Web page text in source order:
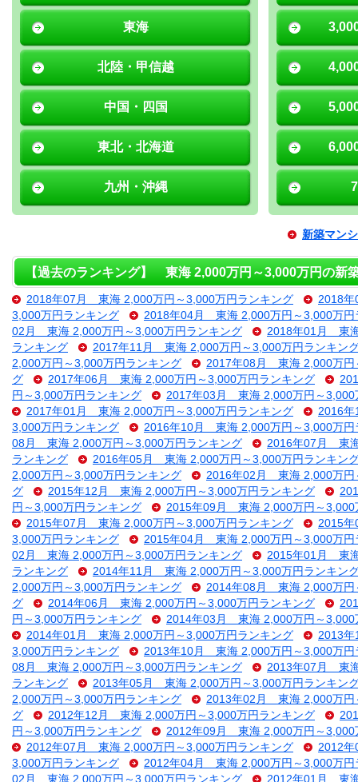
東海
北陸・甲信越
中国・四国
東北・北海道
九州・沖縄
新築マン
【過去のランキング】 東海 2,000万円～3,000万円の新
2018年07月 東海 2,000万円～3,000万円ランキング
2018
3,000万円ランキング
2018年04月 東海 2,000万円～3,000万円
02月 東海 2,000万円～3,000万円ランキング
2018年01月 東
ランキング
2017年11月 東海 2,000万円～3,000万円ランキン
2,000万円～3,000万円ランキング
2017年08月 東海 2,000万円
グ
2017年06月 東海 2,000万円～3,000万円ランキング
円～3,000万円ランキング
2017年03月 東海 2,000万円～3,000
2017年01月 東海 2,000万円～3,000万円ランキング
2016
3,000万円ランキング
2016年10月 東海 2,000万円～3,000万円
08月 東海 2,000万円～3,000万円ランキング
2016年07月 東
ランキング
2016年05月 東海 2,000万円～3,000万円ランキン
2,000万円～3,000万円ランキング
2016年02月 東海 2,000万円
グ
2015年12月 東海 2,000万円～3,000万円ランキング
円～3,000万円ランキング
2015年09月 東海 2,000万円～3,000
2015年07月 東海 2,000万円～3,000万円ランキング
2015
3,000万円ランキング
2015年04月 東海 2,000万円～3,000万円
02月 東海 2,000万円～3,000万円ランキング
2015年01月 東
ランキング
2014年11月 東海 2,000万円～3,000万円ランキン
2,000万円～3,000万円ランキング
2014年08月 東海 2,000万円
グ
2014年06月 東海 2,000万円～3,000万円ランキング
円～3,000万円ランキング
2014年03月 東海 2,000万円～3,000
2014年01月 東海 2,000万円～3,000万円ランキング
2013
3,000万円ランキング
2013年10月 東海 2,000万円～3,000万円
08月 東海 2,000万円～3,000万円ランキング
2013年07月 東
ランキング
2013年05月 東海 2,000万円～3,000万円ランキン
2,000万円～3,000万円ランキング
2013年02月 東海 2,000万円
グ
2012年12月 東海 2,000万円～3,000万円ランキング
円～3,000万円ランキング
2012年09月 東海 2,000万円～3,000
2012年07月 東海 2,000万円～3,000万円ランキング
2012
3,000万円ランキング
2012年04月 東海 2,000万円～3,000万円
02月 東海 2,000万円～3,000万円ランキング
2012年01月 東